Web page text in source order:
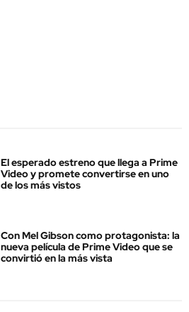
El esperado estreno que llega a Prime
Video y promete convertirse en uno
de los más vistos
Con Mel Gibson como protagonista: la
nueva película de Prime Video que se
convirtió en la más vista